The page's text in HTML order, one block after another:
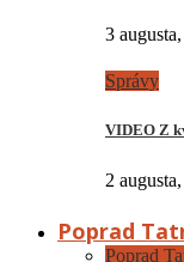
3
Správy
VIDEO Z
2
Poprad
Poprad